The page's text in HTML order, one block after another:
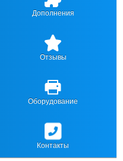
Дополнения
Отзывы
Оборудование
Контакты